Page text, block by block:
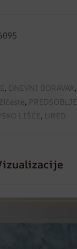
, DNEVNI BORAVAK,
, PREDSOBLJE
LIŠĆE, URED